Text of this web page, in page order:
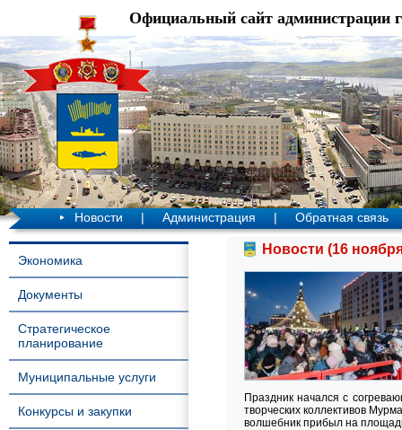
Официальный сайт администрации
Новости | Администрация | Обратная связь
Экономика
Документы
Стратегическое
планирование
Муниципальные услуги
Конкурсы и закупки
Новости (16
Праздник начался с
творческих коллективов
волшебник прибыл на